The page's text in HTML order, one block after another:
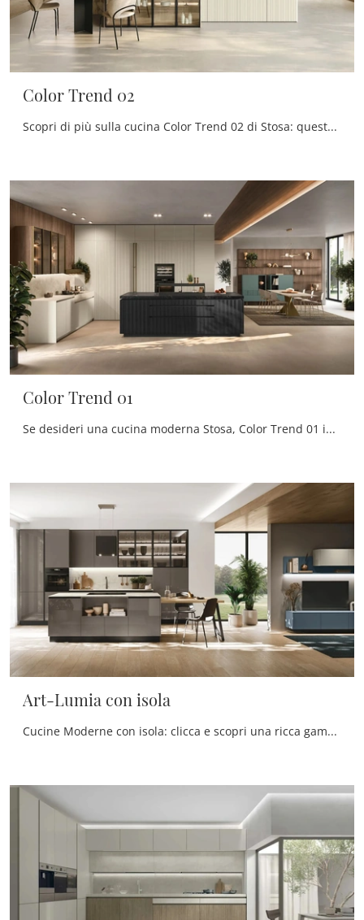
Color Trend 02
Scopri di più sulla cucina Color Trend 02 di Stosa: questa soluzione in laccato opaco sarà l'acquisto ideale per te!
Color Trend 01
Se desideri una cucina moderna Stosa, Color Trend 01 in laccato opaco ti attende nel nostro negozio di Cucine Moderne con isola.
Art-Lumia con isola
Cucine Moderne con isola: clicca e scopri una ricca gamma di soluzioni della firma Stosa, tra cui il modello Art-Lumia con isola.